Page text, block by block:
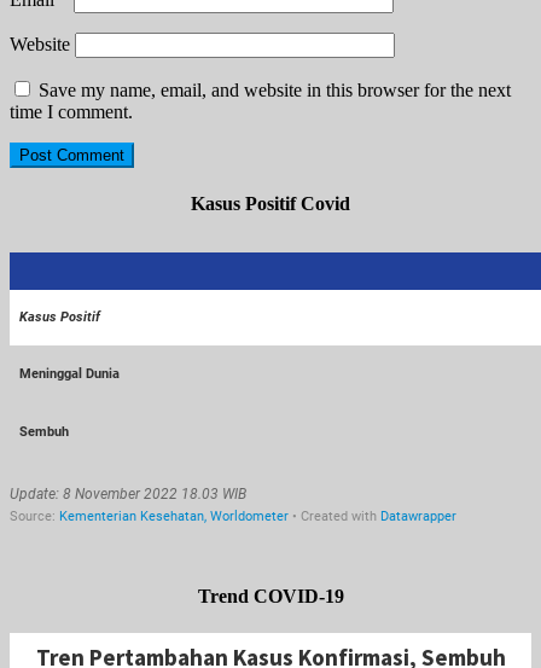
Website
Save my name, email, and website in this browser for the next
time I comment.
Kasus Positif Covid
Trend COVID-19